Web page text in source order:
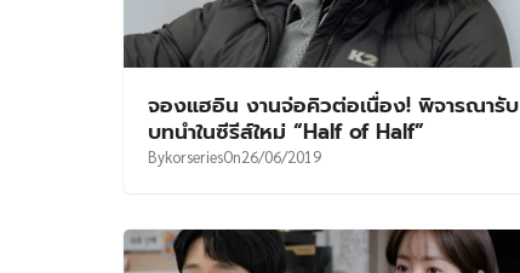
จองแฮอิน งานจ่อคิวต่อเนื่อง! พิจารณารับ
บทนำในซีรีส์ใหม่ “Half of Half”
BykorseriesOn26/06/2019